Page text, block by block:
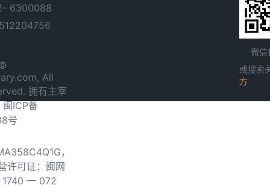
6300088
All
拥有主宰
闽ICP备
号
，
许可证：闽网
一 072
微信
或搜索
方